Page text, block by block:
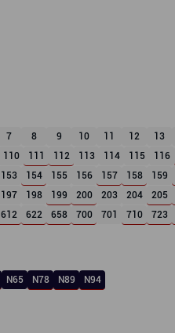
7 8 9 10 11 12 13
110 111 112 113 114 115 116
153 154 155 156 157 158 159
197 198 199 200 203 204 205
612 622 658 700 701 710 723
N65 N78 N89 N94